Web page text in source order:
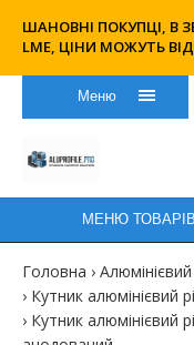
ШАНОВНІ ПОКУПЦІ, В
LME, ЦІНИ МОЖУТЬ
Меню
МЕНЮ
Головна
Кутник алюмінієвий
Кутник алюмінієвий